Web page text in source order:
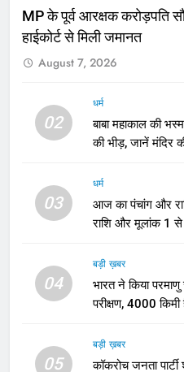
MP के पूर्व आरक्षक करोड़पति
हाईकोर्ट से मिली जमानत
August 7, 2026
02
धर्म
बाबा महाकाल की
की भीड़, जानें मंदिर
03
धर्म
आज का पंचांग और
राशि और मूलांक 1
04
बड़ी ख़बर
भारत ने किया
परीक्षण, 4000 किमी
05
बड़ी ख़बर
कॉकरोच जनता